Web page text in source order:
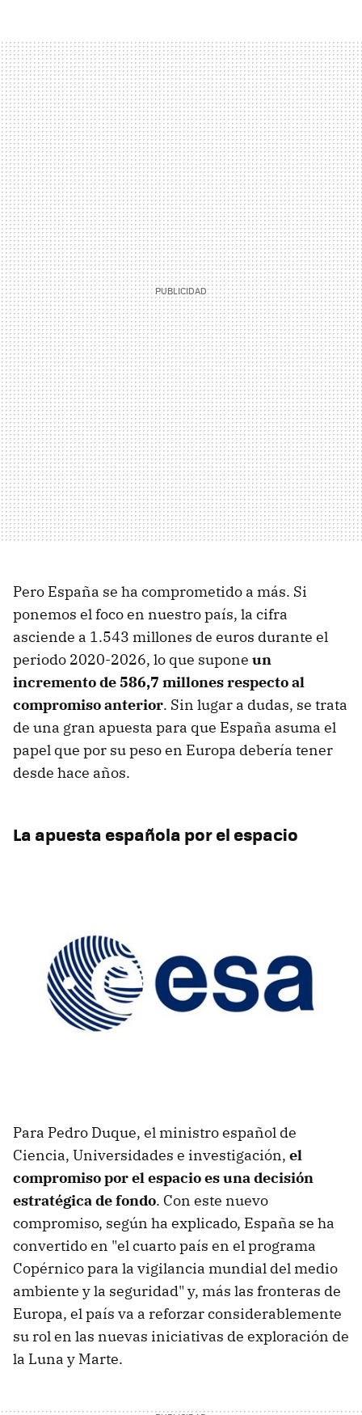
Pero España se ha comprometido a más. Si
ponemos el foco en nuestro país, la cifra
asciende a 1.543 millones de euros durante el
periodo 2020-2026, lo que supone un
incremento de 586,7 millones respecto al
compromiso anterior. Sin lugar a dudas, se trata
de una gran apuesta para que España asuma el
papel que por su peso en Europa debería tener
desde hace años.
La apuesta española por el espacio
Para Pedro Duque, el ministro español de
Ciencia, Universidades e investigación, el
compromiso por el espacio es una decisión
estratégica de fondo. Con este nuevo
compromiso, según ha explicado, España se ha
convertido en "el cuarto país en el programa
Copérnico para la vigilancia mundial del medio
ambiente y la seguridad" y, más las fronteras de
Europa, el país va a reforzar considerablemente
su rol en las nuevas iniciativas de exploración de
la Luna y Marte.